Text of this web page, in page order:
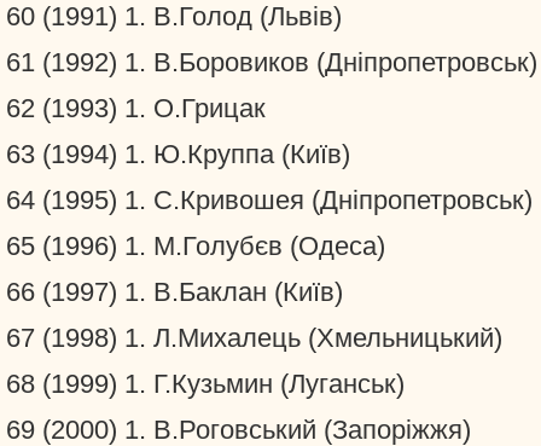
60 (1991) 1. В.Голод (Львів)
61 (1992) 1. В.Боровиков (Дніпропетровськ)
62 (1993) 1. О.Грицак
63 (1994) 1. Ю.Круппа (Київ)
64 (1995) 1. С.Кривошея (Дніпропетровськ)
65 (1996) 1. М.Голубєв (Одеса)
66 (1997) 1. В.Баклан (Київ)
67 (1998) 1. Л.Михалець (Хмельницький)
68 (1999) 1. Г.Кузьмин (Луганськ)
69 (2000) 1. В.Роговський (Запоріжжя)